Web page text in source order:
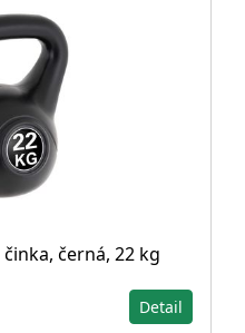
činka, černá, 22 kg
Detail